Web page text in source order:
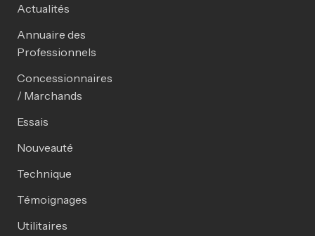
Actualités
Annuaire des
Professionnels
Concessionnaires
/ Marchands
Essais
Nouveauté
Technique
Témoignages
Utilitaires